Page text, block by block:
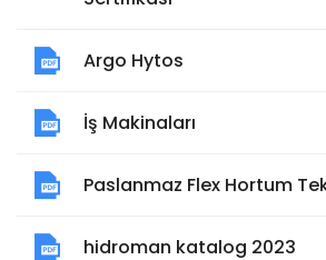
Argo Hytos
İş Makinaları
Paslanmaz Flex Hortum
hidroman katalog 2023